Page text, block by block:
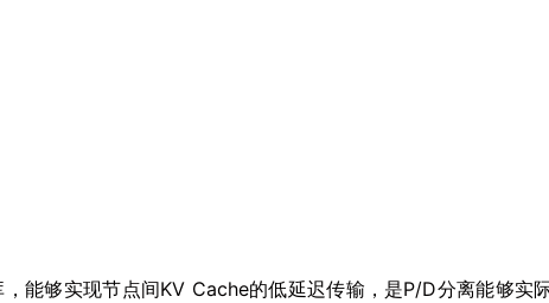
能够实现节点间KV Cache的低延迟传输，是P/D分离能够实